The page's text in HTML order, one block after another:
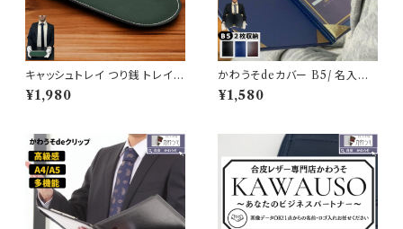
キャッシュトレイ つり銭 トレイ
レジ コイントレー 高級感 お洒
落 合成皮革（グリーン・グレー・
¥1,980
かわうそdeカバー B5/ 名入れ
b5 賞状カバー 電報 手紙 賞状
ファイル 二枚用 二つ折り PUレ
ースB5 （黒・紺色・こげ茶色）
¥1,580